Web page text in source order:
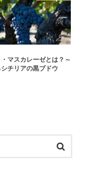
マスカレーゼとは？～
チリアの黒ブドウ